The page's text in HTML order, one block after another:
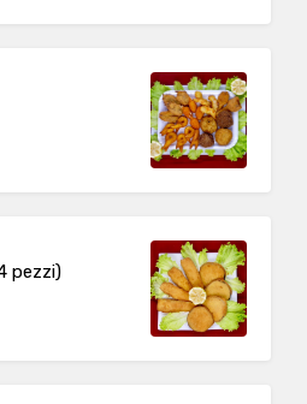
pezzi)